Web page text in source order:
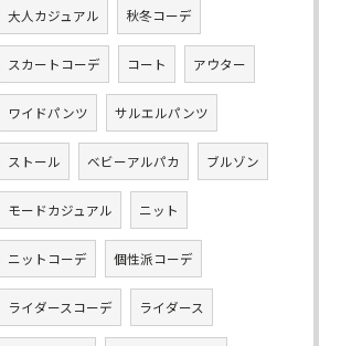
大人カジュアル 秋冬コーデ
スカートコーデ コート アウター
ワイドパンツ サルエルパンツ
ストール ベビーアルパカ ブルゾン
モードカジュアル ニット
ニットコーデ 個性派コーデ
ライダースコーデ ライダース